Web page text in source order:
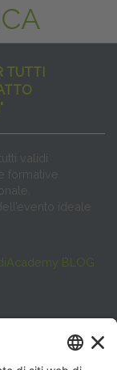
TUTTI
validi
ideale
BLOG